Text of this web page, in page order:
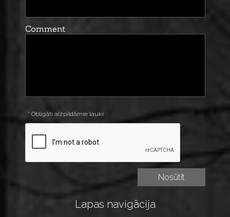
Comment
* Obligāti aizpildāmie lauki
Lapas navigācija